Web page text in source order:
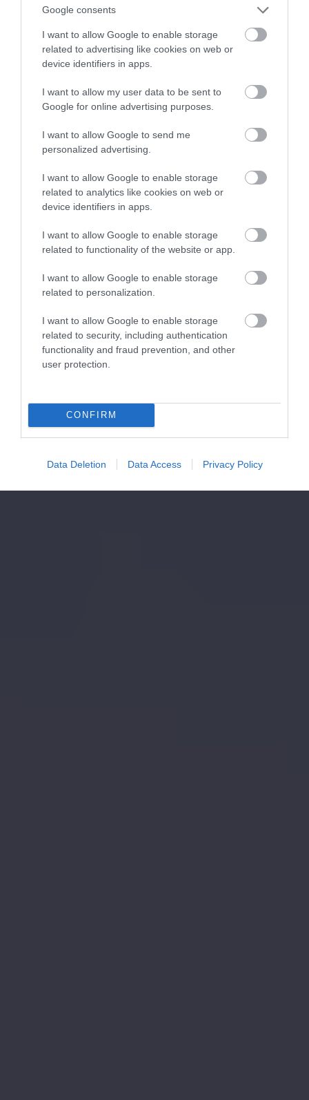
Google consents
I want to allow Google to enable storage
related to advertising like cookies on web or
device identifiers in apps.
I want to allow my user data to be sent to
Google for online advertising purposes.
I want to allow Google to send me
personalized advertising.
I want to allow Google to enable storage
related to analytics like cookies on web or
device identifiers in apps.
I want to allow Google to enable storage
related to functionality of the website or app.
I want to allow Google to enable storage
related to personalization.
I want to allow Google to enable storage
related to security, including authentication
functionality and fraud prevention, and other
user protection.
CONFIRM
Data Deletion Data Access Privacy Policy